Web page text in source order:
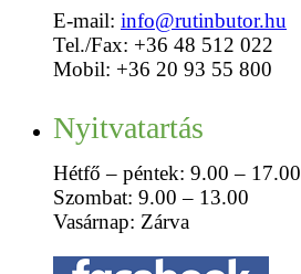
E-mail: info@rutinbutor.hu
Tel./Fax: +36 48 512 022
Mobil: +36 20 93 55 800
Nyitvatartás
Hétfő – péntek: 9.00 – 17.00
Szombat: 9.00 – 13.00
Vasárnap: Zárva